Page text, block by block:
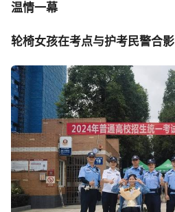
温情一幕
轮椅女孩在考点与护考民警合影